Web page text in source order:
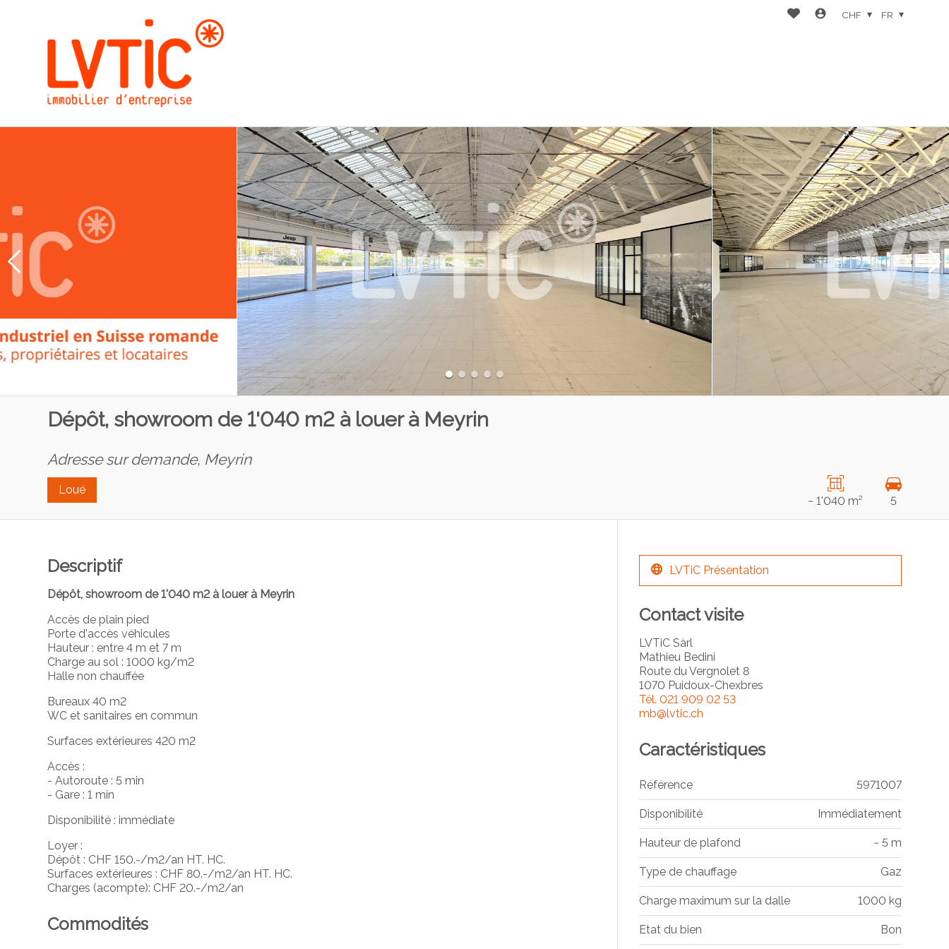
CHF FR
Dépôt, showroom de 1'040 m2 à louer à Meyrin
Adresse sur demande, Meyrin
Loué
~ 1'040 m²
5
Descriptif
Dépôt, showroom de 1'040 m2 à louer à Meyrin
Accès de plain pied
Porte d'accès véhicules
Hauteur : entre 4 m et 7 m
Charge au sol : 1000 kg/m2
Halle non chauffée
Bureaux 40 m2
WC et sanitaires en commun
Surfaces extérieures 420 m2
Accès :
- Autoroute : 5 min
- Gare : 1 min
Disponibilité : immédiate
Loyer :
Dépôt : CHF 150.-/m2/an HT. HC.
Surfaces extérieures : CHF 80.-/m2/an HT. HC.
Charges (acompte): CHF 20.-/m2/an
Commodités
LVTiC Présentation
Contact visite
LVTiC Sàrl
Mathieu Bedini
Route du Vergnolet 8
1070 Puidoux-Chexbres
Tél. 021 909 02 53
mb@lvtic.ch
Caractéristiques
Référence 5971007
Disponibilité Immédiatement
Hauteur de plafond ~ 5 m
Type de chauffage Gaz
Charge maximum sur la dalle 1000 kg
Etat du bien Bon